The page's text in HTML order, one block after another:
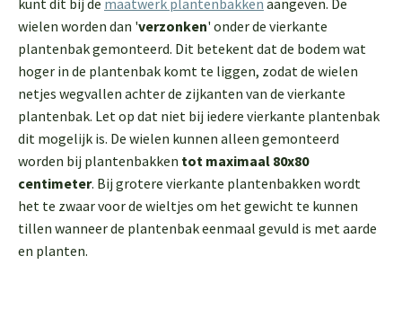
kunt dit bij de maatwerk plantenbakken aangeven. De
wielen worden dan 'verzonken' onder de vierkante
plantenbak gemonteerd. Dit betekent dat de bodem wat
hoger in de plantenbak komt te liggen, zodat de wielen
netjes wegvallen achter de zijkanten van de vierkante
plantenbak. Let op dat niet bij iedere vierkante plantenbak
dit mogelijk is. De wielen kunnen alleen gemonteerd
worden bij plantenbakken tot maximaal 80x80
centimeter. Bij grotere vierkante plantenbakken wordt
het te zwaar voor de wieltjes om het gewicht te kunnen
tillen wanneer de plantenbak eenmaal gevuld is met aarde
en planten.